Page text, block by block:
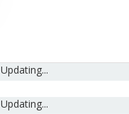
Updating...
Updating...